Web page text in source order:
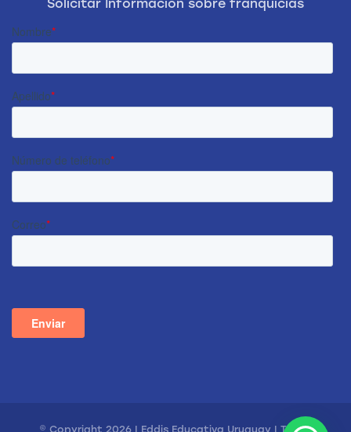
Solicitar Información sobre franquicias
© Copyright 2026 | Eddis Educativa Uruguay | Todos